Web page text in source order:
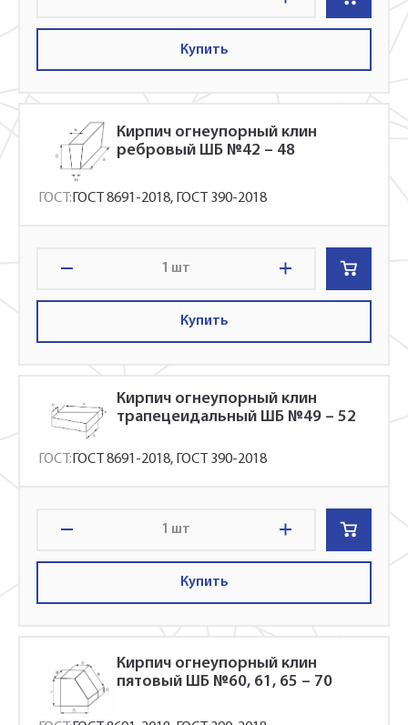
Купить
Кирпич огнеупорный клин
ребровый ШБ №42 – 48
ГОСТ: ГОСТ 8691-2018, ГОСТ 390-2018
шт
Купить
Кирпич огнеупорный клин
трапецеидальный ШБ №49 – 52
ГОСТ: ГОСТ 8691-2018, ГОСТ 390-2018
шт
Купить
Кирпич огнеупорный клин
пятовый ШБ №60, 61, 65 – 70
Телефон
Ссылка для подтверждения
регистрации отправленна на указанный
Имя*
Заполните форму обратной связи, и наши